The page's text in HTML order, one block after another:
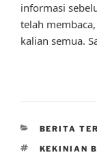
informasi
telah
kalian semua.
BERITA
TAGS
KEKINIAN